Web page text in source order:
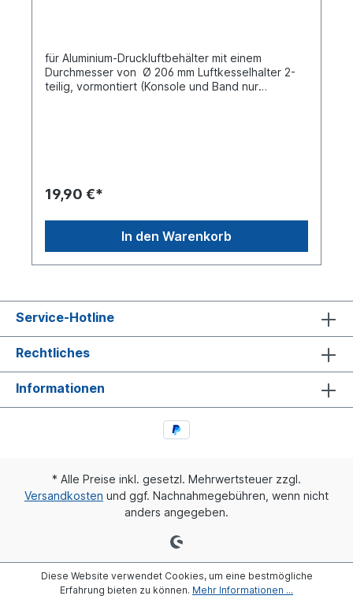
für Aluminium-Druckluftbehälter mit einem
Durchmesser von Ø 206 mm Luftkesselhalter 2-
teilig, vormontiert (Konsole und Band nur
19,90 €*
In den Warenkorb
Service-Hotline
Rechtliches
Informationen
* Alle Preise inkl. gesetzl. Mehrwertsteuer zzgl.
Versandkosten und ggf. Nachnahmegebühren, wenn nicht
anders angegeben.
Diese Website verwendet Cookies, um eine bestmögliche
Erfahrung bieten zu können. Mehr Informationen ...